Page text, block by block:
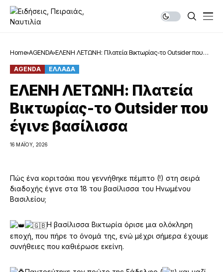
Home AGENDA ΕΛΕΝΗ ΛΕΤΩΝΗ: Πλατεία Βικτωρίας-το Outsider που
AGENDA ΕΛΛΑΔΑ
ΕΛΕΝΗ ΛΕΤΩΝΗ: Πλατεία
Βικτωρίας-το Outsider που
έγινε βασίλισσα
16 ΜΑΪ́ΟΥ, 2026
Πώς ένα κοριτσάκι που γεννήθηκε πέμπτο (!) στη σειρά
διαδοχής έγινε στα 18 του βασίλισσα του Ηνωμένου
Βασιλείου;
Η βασίλισσα Βικτωρία όρισε μια ολόκληρη
εποχή, που πήρε το όνομά της, ενώ μέχρι σήμερα έχουμε
συνήθειες που καθιέρωσε εκείνη.